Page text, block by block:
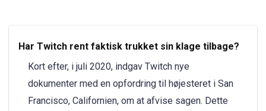
Har Twitch rent faktisk trukket sin klage tilbage?
Kort efter, i juli 2020, indgav Twitch nye
dokumenter med en opfordring til højesteret i San
Francisco, Californien, om at afvise sagen. Dette